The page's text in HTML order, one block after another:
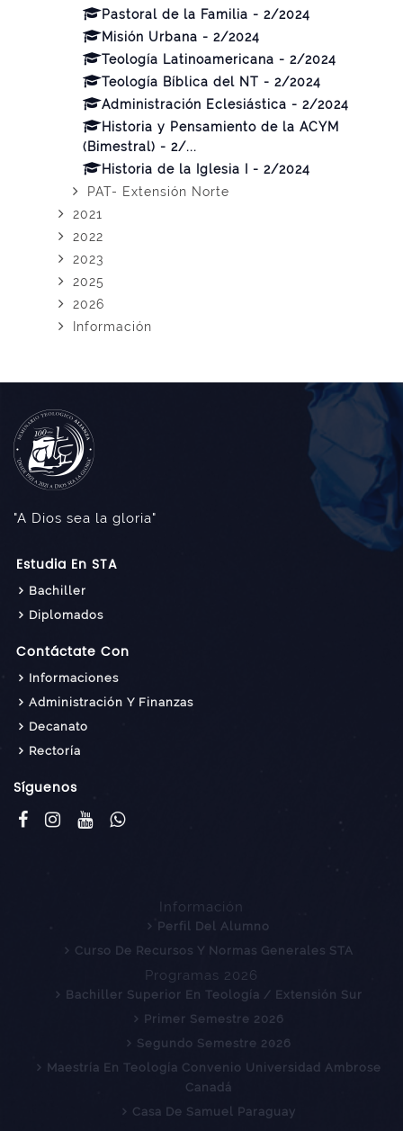
Pastoral de la Familia - 2/2024
Misión Urbana - 2/2024
Teología Latinoamericana - 2/2024
Teología Bíblica del NT - 2/2024
Administración Eclesiástica - 2/2024
Historia y Pensamiento de la ACYM
(Bimestral) - 2/...
Historia de la Iglesia I - 2/2024
PAT- Extensión Norte
2021
2022
2023
2025
2026
Información
"A Dios sea la gloria"
Estudia En STA
Bachiller
Diplomados
Contáctate Con
Informaciones
Administración Y Finanzas
Decanato
Rectoría
Síguenos
Información
Perfil Del Alumno
Curso De Recursos Y Normas Generales STA
Programas 2026
Bachiller Superior En Teología / Extensión Sur
Primer Semestre 2026
Segundo Semestre 2026
Maestría En Teología Convenio Universidad Ambrose
Canadá
Casa De Samuel Paraguay